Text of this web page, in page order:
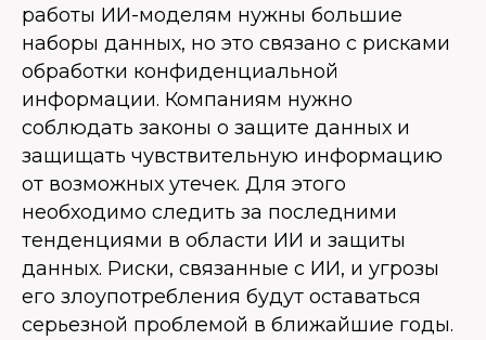
работы ИИ-моделям нужны большие
наборы данных, но это связано с рисками
обработки конфиденциальной
информации. Компаниям нужно
соблюдать законы о защите данных и
защищать чувствительную информацию
от возможных утечек. Для этого
необходимо следить за последними
тенденциями в области ИИ и защиты
данных. Риски, связанные с ИИ, и угрозы
его злоупотребления будут оставаться
серьезной проблемой в ближайшие годы.